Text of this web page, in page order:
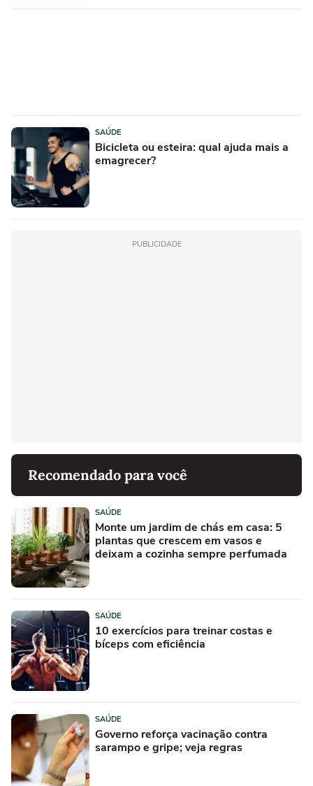
SAÚDE
Bicicleta ou esteira: qual ajuda mais a
emagrecer?
PUBLICIDADE
Recomendado para você
SAÚDE
Monte um jardim de chás em casa: 5
plantas que crescem em vasos e
deixam a cozinha sempre perfumada
SAÚDE
10 exercícios para treinar costas e
bíceps com eficiência
SAÚDE
Governo reforça vacinação contra
sarampo e gripe; veja regras